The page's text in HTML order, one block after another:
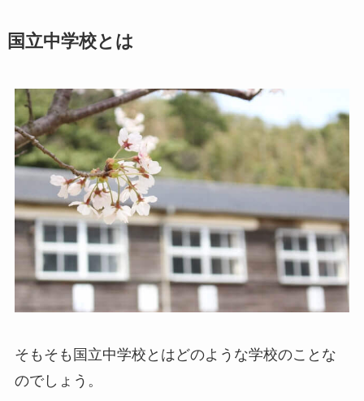
国立中学校とは
そもそも国立中学校とはどのような学校のことな
のでしょう。